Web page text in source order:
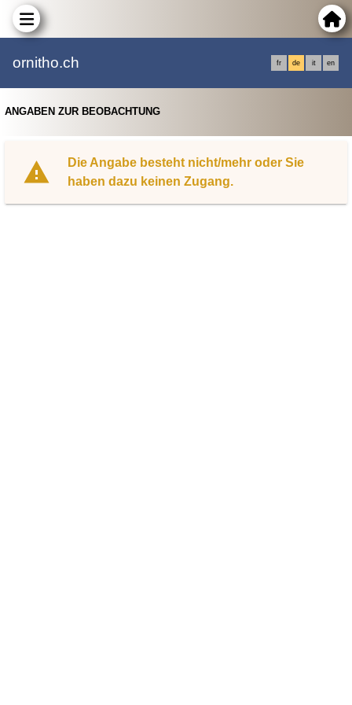
ornitho.ch fr de it en
ANGABEN ZUR BEOBACHTUNG
Die Angabe besteht nicht/mehr oder Sie
haben dazu keinen Zugang.